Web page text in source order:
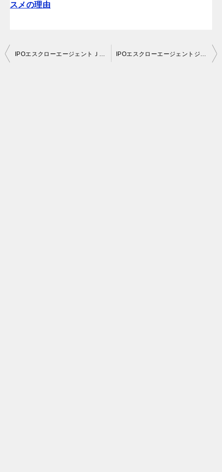
スメの理由
投
IPOエスクローエージェントＪ(6093)初値予想来ました。 サイバーダイン（7779）ストップ安に沈む。 IPOエスクローエージェントジャパン(6093)初日値付かず。丸和運輸抽選結果発表。サイバーダイン今日は上げた。